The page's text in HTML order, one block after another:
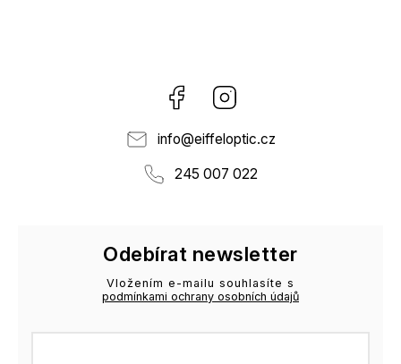
Facebook
info@eiffeloptic.cz
245 007 022
Odebírat newsletter
Vložením e-mailu souhlasíte s
podmínkami ochrany osobních údajů